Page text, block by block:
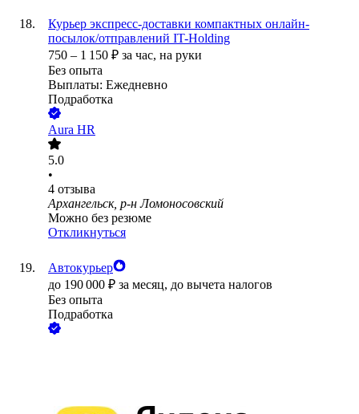
Курьер экспресс-доставки компактных онлайн-
посылок/отправлений IT-Holding
750 – 1 150 ₽ за час, на руки
Без опыта
Выплаты: Ежедневно
Подработка
Aura HR
5.0
•
4 отзыва
Архангельск, р-н Ломоносовский
Можно без резюме
Откликнуться
Автокурьер
до 190 000 ₽ за месяц, до вычета налогов
Без опыта
Подработка